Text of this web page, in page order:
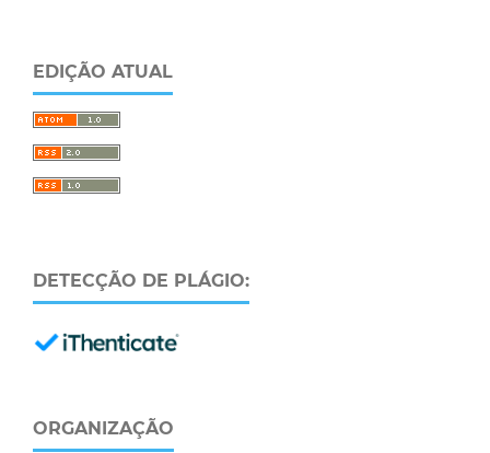
EDIÇÃO ATUAL
DETECÇÃO DE PLÁGIO:
ORGANIZAÇÃO